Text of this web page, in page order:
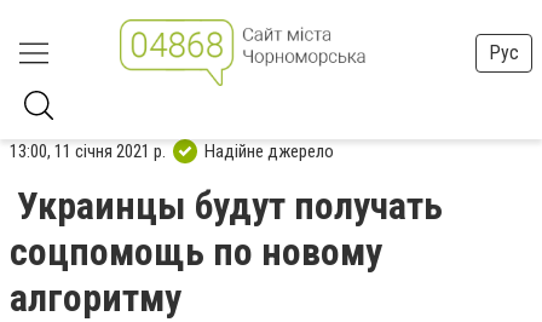
Рус
13:00, 11 січня 2021 р. Надійне джерело
Украинцы будут получать
соцпомощь по новому
алгоритму